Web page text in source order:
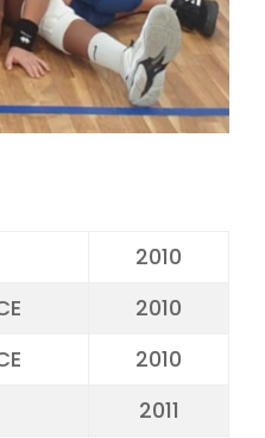
2010
2010
2010
2011